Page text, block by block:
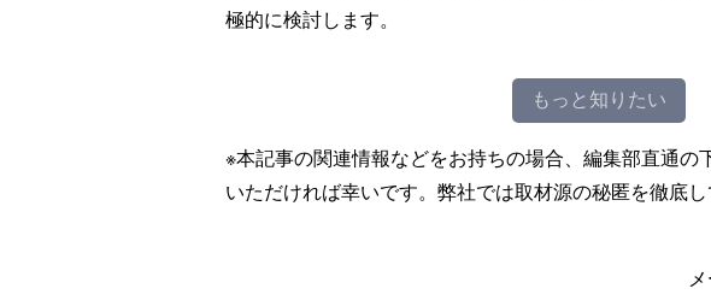
極的に検討します。
もっと知りたい
※本記事の関連情報などをお持ちの場合、編集部直通の
いただければ幸いです。弊社では取材源の秘匿を徹底し